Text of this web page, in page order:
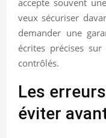
veux sécuriser
demander une
écrites précises
contrôlés.
Les
éviter